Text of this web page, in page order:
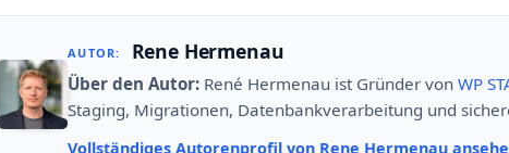
AUTOR: Rene Hermenau
Über den Autor: René Hermenau ist Gründer vonWP
Staging, Migrationen, Datenbankverarbeitung und
Vollständiges Autorenprofil von Rene Hermenau